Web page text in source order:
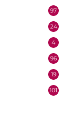
97
24
4
96
19
101